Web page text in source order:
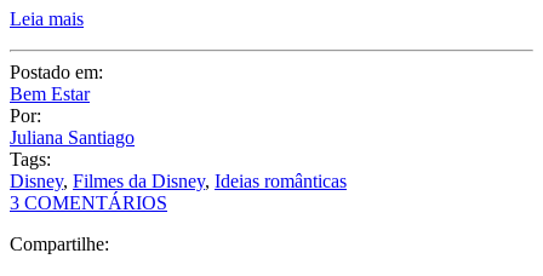
Leia mais
Postado em:
Bem Estar
Por:
Juliana Santiago
Tags:
Disney, Filmes da Disney, Ideias românticas
3 COMENTÁRIOS
Compartilhe: